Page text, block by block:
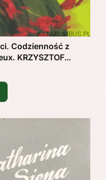
Codzienność z
KRZYSZTOF